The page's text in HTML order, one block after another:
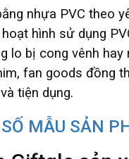
nhựa PVC theo
hình sử dụng
lo bị cong vênh
fan goods đồng
tiện dụng.
MẪU SẢN